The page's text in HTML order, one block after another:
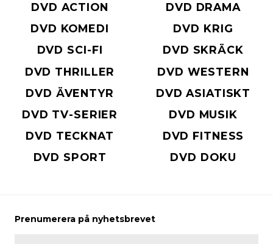
DVD ACTION
DVD DRAMA
DVD KOMEDI
DVD KRIG
DVD SCI-FI
DVD SKRÄCK
DVD THRILLER
DVD WESTERN
DVD ÄVENTYR
DVD ASIATISKT
DVD TV-SERIER
DVD MUSIK
DVD TECKNAT
DVD FITNESS
DVD SPORT
DVD DOKU